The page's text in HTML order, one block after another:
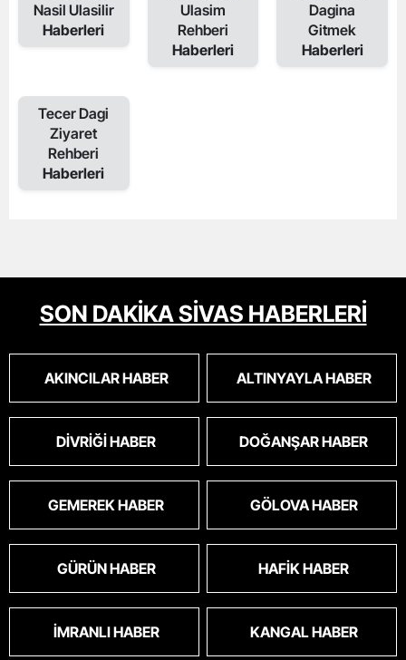
Nasil Ulasilir
Haberleri
Ulasim
Rehberi
Haberleri
Dagina
Gitmek
Haberleri
Tecer Dagi
Ziyaret
Rehberi
Haberleri
SON DAKİKA SİVAS HABERLERİ
AKINCILAR HABER ALTINYAYLA HABER
DIVRIĞI HABER DOĞANŞAR HABER
GEMEREK HABER GÖLOVA HABER
GÜRÜN HABER HAFIK HABER
İMRANLI HABER KANGAL HABER